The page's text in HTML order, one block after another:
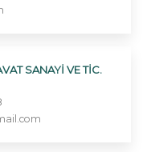
SANAYİ VE TİC.